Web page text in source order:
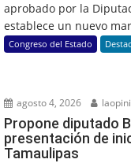
aprobado por la
establece un nuevo
Congreso del Estado
agosto 4, 2026
Propone diputado
presentación de
Tamaulipas